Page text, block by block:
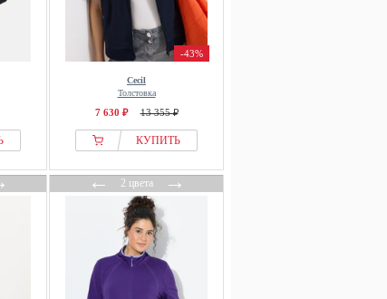
-43%
Cecil
Толстовка
7 630 ₽ 13 355 ₽
КУПИТЬ
←2 цвета→